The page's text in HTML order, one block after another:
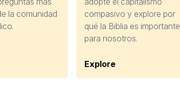
la comunidad
compasivo y explore por
qué la Biblia es importante
para nosotros.
Explore